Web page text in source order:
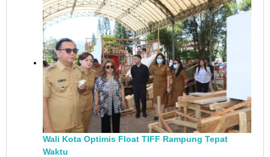
Wali Kota Optimis Float TIFF Rampung Tepat
Waktu